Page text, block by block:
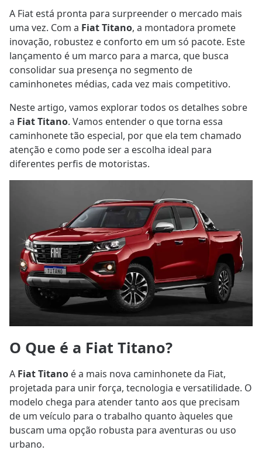
A Fiat está pronta para surpreender o mercado mais
uma vez. Com a Fiat Titano, a montadora promete
inovação, robustez e conforto em um só pacote. Este
lançamento é um marco para a marca, que busca
consolidar sua presença no segmento de
caminhonetes médias, cada vez mais competitivo.
Neste artigo, vamos explorar todos os detalhes sobre
a Fiat Titano. Vamos entender o que torna essa
caminhonete tão especial, por que ela tem chamado
atenção e como pode ser a escolha ideal para
diferentes perfis de motoristas.
O Que é a Fiat Titano?
A Fiat Titano é a mais nova caminhonete da Fiat,
projetada para unir força, tecnologia e versatilidade. O
modelo chega para atender tanto aos que precisam
de um veículo para o trabalho quanto àqueles que
buscam uma opção robusta para aventuras ou uso
urbano.